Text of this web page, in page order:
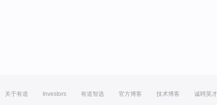
关于有道 Investors 有道智选 官方博客 技术博客 诚聘英才